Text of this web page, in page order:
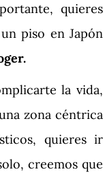
quieres
piso en Japón
la vida,
zona céntrica
quieres ir
creemos que